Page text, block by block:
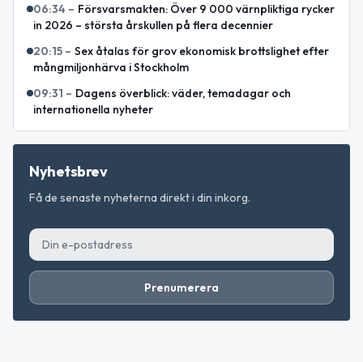
06:34 – Försvarsmakten: Över 9 000 värnpliktiga rycker
in 2026 – största årskullen på flera decennier
20:15 – Sex åtalas för grov ekonomisk brottslighet efter
mångmiljonhärva i Stockholm
09:31 – Dagens överblick: väder, temadagar och
internationella nyheter
Nyhetsbrev
Få de senaste nyheterna direkt i din inkorg.
Prenumerera